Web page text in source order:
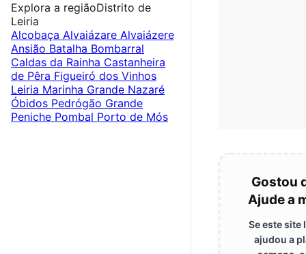
Gostou
Ajude a
Se este site
ajudou a
Explora a regiãoDistrito de
Leiria
Alcobaça Alvaiázare Alvaiázere
Ansião Batalha Bombarral
Caldas da Rainha Castanheira
de Pêra Figueiró dos Vinhos
Leiria Marinha Grande Nazaré
Óbidos Pedrógão Grande
Peniche Pombal Porto de Mós